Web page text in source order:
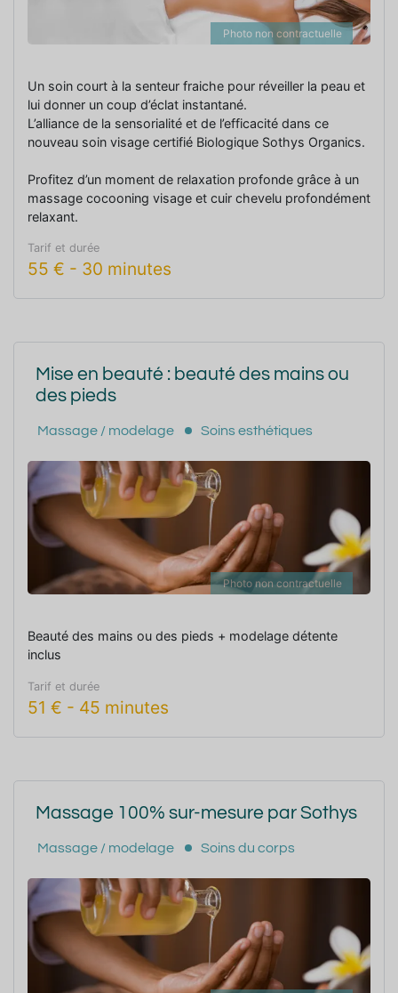
Photo non contractuelle
Un soin court à la senteur fraiche pour réveiller la peau et
lui donner un coup d’éclat instantané.
L’alliance de la sensorialité et de l’efficacité dans ce
nouveau soin visage certifié Biologique Sothys Organics.
Profitez d’un moment de relaxation profonde grâce à un
massage cocooning visage et cuir chevelu profondément
relaxant.
Tarif et durée
55 € - 30 minutes
Mise en beauté : beauté des mains ou
des pieds
Massage / modelage Soins esthétiques
Photo non contractuelle
Beauté des mains ou des pieds + modelage détente
inclus
Tarif et durée
51 € - 45 minutes
Massage 100% sur-mesure par Sothys
Massage / modelage Soins du corps